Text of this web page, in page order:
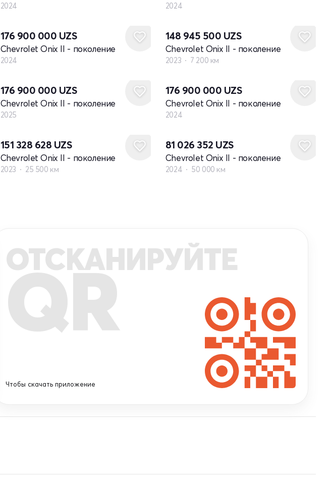
2024 2024
176 900 000 UZS
Chevrolet Onix II - поколение
2024
148 945 500 UZS
Chevrolet Onix II - поколение
2023 7 200 км
176 900 000 UZS
Chevrolet Onix II - поколение
2025
176 900 000 UZS
Chevrolet Onix II - поколение
2024
151 328 628 UZS
Chevrolet Onix II - поколение
2023 25 500 км
81 026 352 UZS
Chevrolet Onix II - поколение
2024 50 000 км
ОТСКАНИРУЙТЕ
QR
Чтобы скачать приложение